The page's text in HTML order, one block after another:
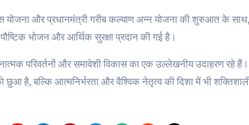
योजना और प्रधानमंत्री गरीब कल्याण अन्न योजना की शुरुआत के
भोजन और आर्थिक सुरक्षा प्रदान की गई है।
परिवर्तनों और समावेशी विकास का एक उल्लेखनीय उदाहरण रहे हैं।
है, बल्कि आत्मनिर्भरता और वैश्विक नेतृत्व की दिशा में भी